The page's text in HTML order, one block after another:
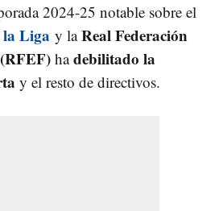
2024-25 notable sobre el
la Liga y laReal Federación
hadebilitado la
y el resto de directivos.